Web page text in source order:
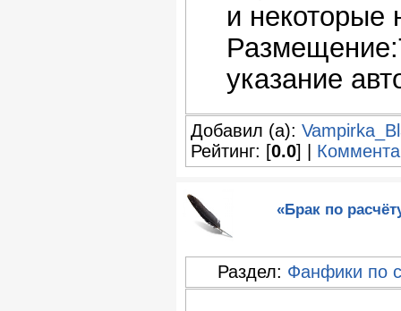
и некоторые
указание
Добавил (а):
Рейтинг: [0.0] |
«Брак по
Раздел: Фанфики по